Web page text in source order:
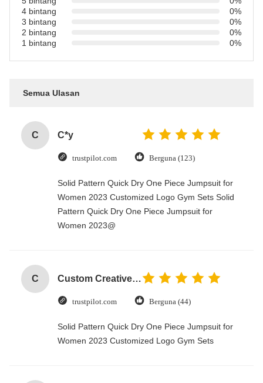
4 bintang
0%
3 bintang
0%
2 bintang
0%
1 bintang
0%
Semua Ulasan
C C*y
trustpilot.com Berguna (123)
Solid Pattern Quick Dry One Piece Jumpsuit for
Women 2023 Customized Logo Gym Sets Solid
Pattern Quick Dry One Piece Jumpsuit for
Women 2023@
C Custom Creative Goodie Christmas Kraft Paper Gift Bag with Your Own Logo for Xmas Decorative Party
trustpilot.com Berguna (44)
Solid Pattern Quick Dry One Piece Jumpsuit for
Women 2023 Customized Logo Gym Sets